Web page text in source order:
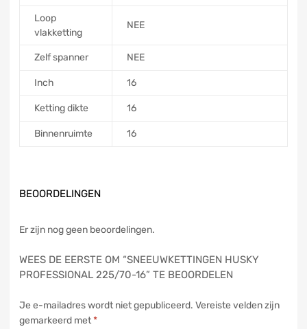
Loop
vlakketting
NEE
Zelf spanner NEE
Inch 16
Ketting dikte 16
Binnenruimte 16
BEOORDELINGEN
Er zijn nog geen beoordelingen.
WEES DE EERSTE OM “SNEEUWKETTINGEN HUSKY
PROFESSIONAL 225/70-16” TE BEOORDELEN
Je e-mailadres wordt niet gepubliceerd. Vereiste velden zijn
gemarkeerd met*